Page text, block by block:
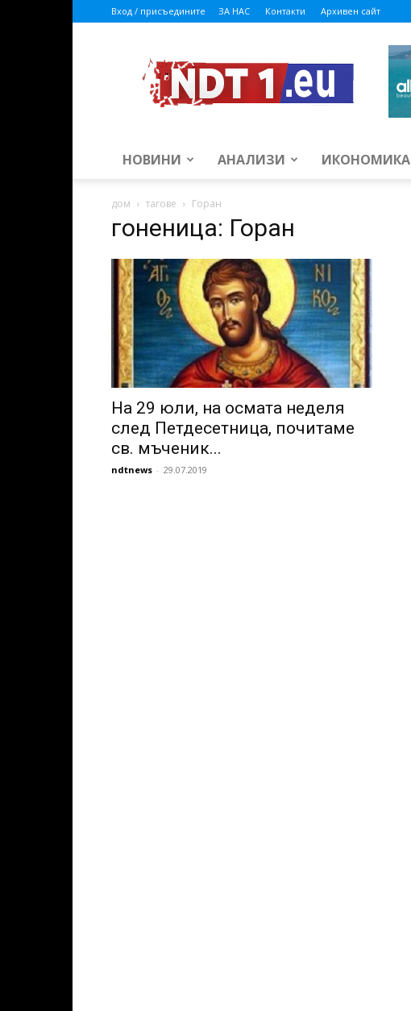
Вход / присъедините ЗА НАС Контакти Архивен сайт
НОВИНИ АНАЛИЗИ ИКОНОМИКА
дом тагове Горан
гоненица: Горан
На 29 юли, на осмата неделя
след Петдесетница, почитаме
св. мъченик...
ndtnews - 29.07.2019